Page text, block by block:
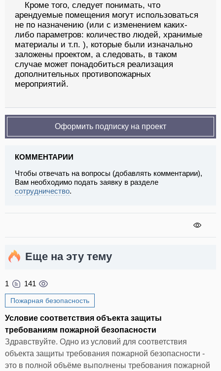
Кроме того, следует понимать, что
арендуемые помещения могут использоваться
не по назначению (или с изменением каких-
либо параметров: количество людей, хранимые
материалы и т.п. ), которые были изначально
заложены проектом, а следовать, в таком
случае может понадобиться реализация
дополнительных противопожарных
мероприятий.
Оформить подписку на проект
КОММЕНТАРИИ
Чтобы отвечать на вопросы (добавлять комментарии),
Вам необходимо подать заявку в разделе
сотрудничество.
Еще на эту тему
1 141
Пожарная безопасность
Условие соответствия объекта защиты
требованиям пожарной безопасности
Здравствуйте. Одно из условий для соответствия
объекта защиты требования пожарной безопасности -
это в полной объёме выполнены требования пожарной